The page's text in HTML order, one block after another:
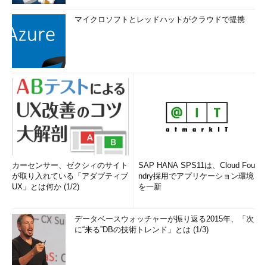
マイクロソフトとレッドハットがクラウドで提携
カーセンサー、ゼクシィのサイト
が取り入れている「アダプティブ
UX」とは何か (1/2)
SAP HANA SPS11は、Cloud Fou
ndry採用でアプリケーション環境
を一新
データベースウォッチャーが振り返る2015年、「次
に“来る”DBの技術トレンド」とは (1/3)